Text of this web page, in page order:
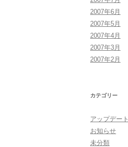
2007年6月
2007年5月
2007年4月
2007年3月
2007年2月
カテゴリー
アップデート
お知らせ
未分類